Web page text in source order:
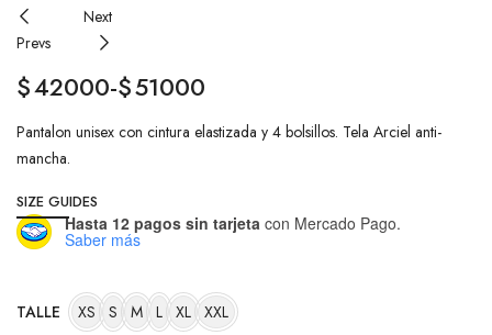
Prevs
Next
$42000-$51000
Pantalon unisex con cintura elastizada y 4 bolsillos. Tela Arciel anti-
mancha.
SIZE GUIDES
Hasta 12 pagos sin tarjeta con Mercado Pago.
Saber más
TALLE XS S M L XL XXL